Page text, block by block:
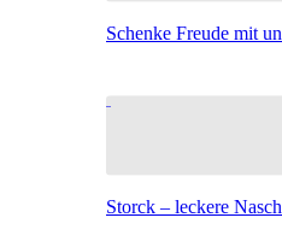
Schenke Freude mit
Storck – leckere